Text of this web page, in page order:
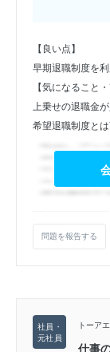
【良い点】
早期退職制度を利
【気になること
上乗せの退職金
希望退職制度と
問題を報告する
トーア
仕事